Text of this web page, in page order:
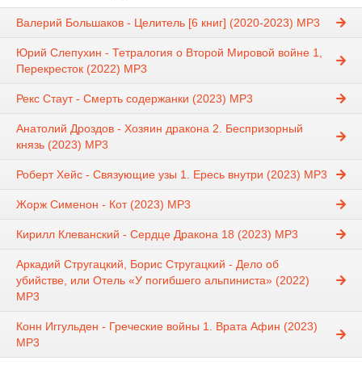
Валерий Большаков - Целитель [6 книг] (2020-2023) MP3
Юрий Слепухин - Тетралогия о Второй Мировой войне 1,
Перекресток (2022) МР3
Рекс Стаут - Смерть содержанки (2023) MP3
Анатолий Дроздов - Хозяин дракона 2. Беспризорный
князь (2023) MP3
Роберт Хейс - Связующие узы 1. Ересь внутри (2023) MP3
Жорж Сименон - Кот (2023) MP3
Кирилл Клеванский - Сердце Дракона 18 (2023) МР3
Аркадий Стругацкий, Борис Стругацкий - Дело об
убийстве, или Отель «У погибшего альпиниста» (2022)
MP3
Конн Иггульден - Греческие войны 1. Врата Афин (2023)
MP3